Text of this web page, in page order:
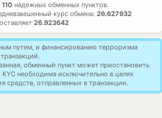
110 надежных обменных пунктов.
курс обмена: 26.627932
26.923642
путем, и финансированию терроризма
обменный пункт может приостановить
необходима исключительно в целях
средств, отправленных в транзакции.